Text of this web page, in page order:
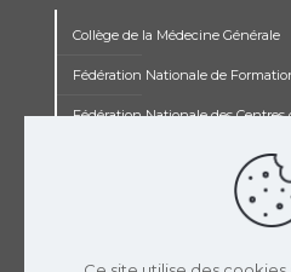
Collège de la Médecine Générale
Fédération Nationale de
Fédération Nationale des Centres
Institut de Recherche Jean